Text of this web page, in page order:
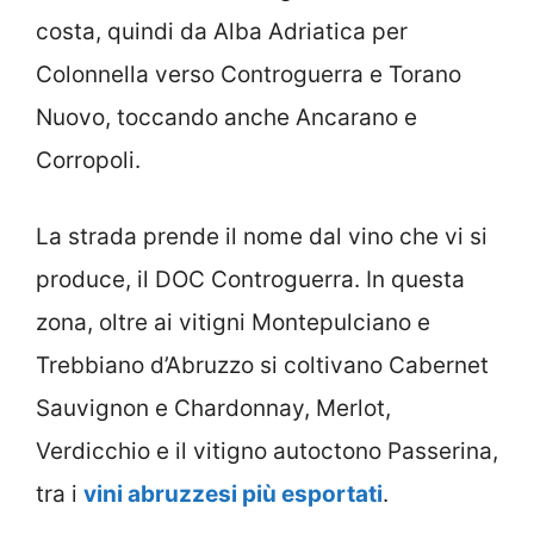
costa, quindi da Alba Adriatica per
Colonnella verso Controguerra e Torano
Nuovo, toccando anche Ancarano e
Corropoli.
La strada prende il nome dal vino che vi si
produce, il DOC Controguerra. In questa
zona, oltre ai vitigni Montepulciano e
Trebbiano d’Abruzzo si coltivano Cabernet
Sauvignon e Chardonnay, Merlot,
Verdicchio e il vitigno autoctono Passerina,
tra i vini abruzzesi più esportati.